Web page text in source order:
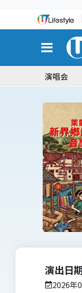
演唱会
演出日
2026年